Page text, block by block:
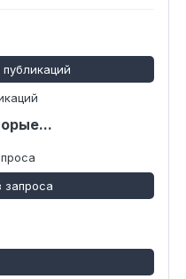
запроса